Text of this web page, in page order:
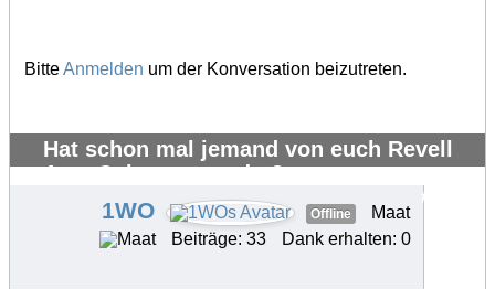
BitteAnmelden um der Konversation beizutreten.
Hat schon mal jemand von euch Revell
AquaColor verwendet?
#20322
1WO Offline
Maat
Beiträge: 33
Dank erhalten: 0